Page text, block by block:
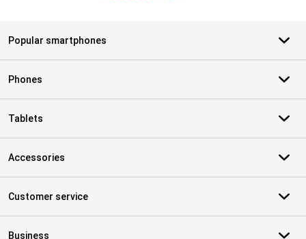
Popular smartphones
Phones
Tablets
Accessories
Customer service
Business